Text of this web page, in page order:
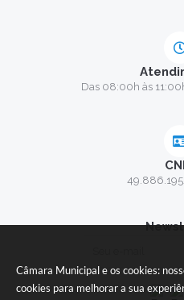
Câmara Municipal e os cookies:
cookies para melhorar a sua
Das 08:00h às